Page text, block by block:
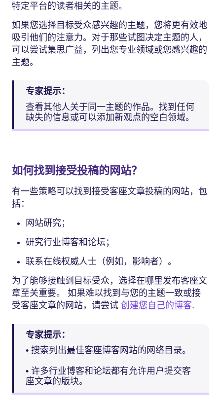
特定平台的读者相关的主题。
如果您选择目标受众感兴趣的主题，您将更有效地
吸引他们的注意力。对于那些试图决定主题的人，
可以尝试集思广益，列出您专业领域或您感兴趣的
主题。
专家提示：
查看其他人关于同一主题的作品。找到任何
缺失的信息或可以添加新观点的空白领域。
如何找到接受投稿的网站？
有一些策略可以找到接受客座文章投稿的网站，包
括：
网站研究；
研究行业博客和论坛；
联系在线权威人士（例如，影响者）。
为了能够接触到目标受众，选择在哪里发布客座文
章至关重要。 如果难以找到与您的主题一致或接
受客座文章的网站，请尝试 创建您自己的博客.
专家提示：
• 搜索列出最佳客座博客网站的网络目录。
• 许多行业博客和论坛都有允许用户提交客
座文章的版块。